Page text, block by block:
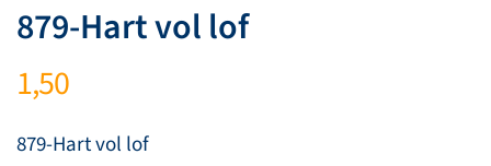
879-Hart vol lof
1,50
879-Hart vol lof